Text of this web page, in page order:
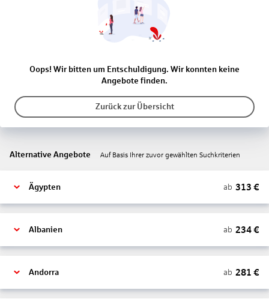
Oops! Wir bitten um Entschuldigung. Wir konnten keine
Angebote finden.
Zurück zur Übersicht
Alternative Angebote Auf Basis Ihrer zuvor gewählten Suchkriterien
Ägypten ab 313 €
Albanien ab 234€
Andorra ab 281 €